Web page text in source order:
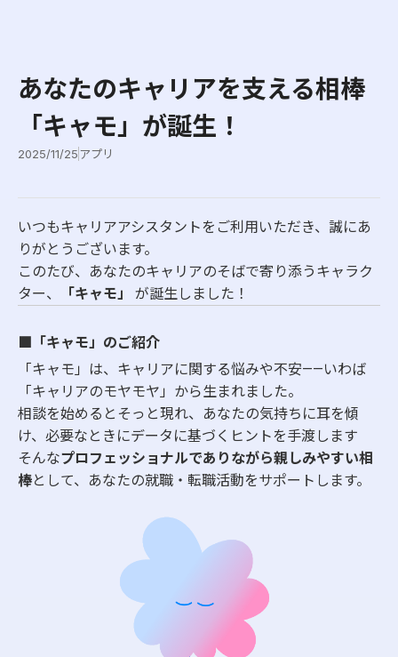
2025/11/25アプリ
あなたのキャリアを支える相棒
「キャモ」が誕生！
いつもキャリアアシスタントをご利用いただき、誠にあ
りがとうございます。
このたび、あなたのキャリアのそばで寄り添うキャラク
ター、
「キャモ」 が誕生しました！
■「キャモ」のご紹介
「キャモ」は、キャリアに関する悩みや不安——いわば
「キャリアのモヤモヤ」から生まれました。
相談を始めるとそっと現れ、あなたの気持ちに耳を傾
け、必要なときにデータに基づくヒントを手渡します
そんなプロフェッショナルでありながら親しみやすい相
棒として、あなたの就職・転職活動をサポートします。